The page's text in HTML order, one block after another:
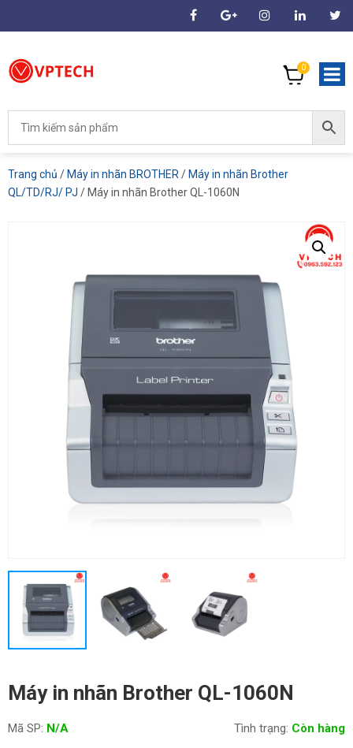
0
Trang chủ / Máy in nhãn BROTHER / Máy in nhãn Brother
QL/TD/RJ/ PJ / Máy in nhãn Brother QL-1060N
Máy in nhãn Brother QL-1060N
Mã SP: N/A Tình trạng: Còn hàng